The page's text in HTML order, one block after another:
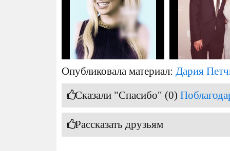
Опубликовала материал: Дария
Сказали "Спасибо" (0)
Рассказать друзьям